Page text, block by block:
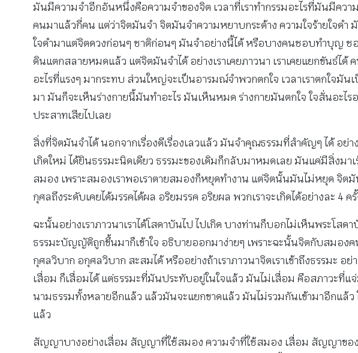
มันมีความจำอีกอันหนึ่งคือความจำของจิต เวลาที่เราทำกรรมอะไรที่มันมีควา
คนมาแล้วกี่คน แต่ว่าจิตมันจำ จิตมันจำความหยาบกระด้าง ความใจร้ายใจด
ใจดำมาแต่จิตดวงก่อนๆ ชาติก่อนๆ มันจำอย่างนี้ได้ หรือบางคนชอบทำบุญ ช
ดินแตกสลายหมดแล้ว แต่จิตมันจำได้ อย่างเราเคยภาวนา เราเคยแยกขันธ์ไ
อะไรที่แรงๆ มากระทบ ส่วนใหญ่จะเป็นอารมณ์จำพวกตกใจ เวลาเราตกใจ
มา มันก็จะเห็นร่างกายนี้มันทำอะไร มันเห็นหมด ร่างกายมันตกใจ ใจสั่นอะไร
ประสาทเสียไปเลย
สิ่งที่จิตมันจำได้ นอกจากเรื่องดีเรื่องเลวแล้ว มันจำคุณธรรมที่สำคัญๆ ได้ อย่า
เกิดใหม่ ได้ยินธรรมะนิดเดียว ธรรมะของเดิมก็กลับมาหมดเลย มันแค่มีสิ่งม
สมอง เพราะสมองเราพอเราตายสมองก็หยุดทำงาน แต่จิตนั้นมันไม่หยุด จิ
กุศลถึงระดับเคยได้มรรคได้ผล อริยมรรค อริยผล พวกเราจะเกิดได้อย่างละ 4
ฉะนั้นอย่างเราภาวนาเราได้โสดาบันไป ไปเกิด บางท่านก็บอกไม่เห็นพระโ
ธรรมะบัญญัติถูกขึ้นมาก็เข้าใจ อธิบายออกมาง่ายๆ เพราะฉะนั้นจิตกับสมอง
กุศลวิบาก อกุศลวิบาก สะสมได้ หรืออย่างถ้าเราภาวนาจิตเราเข้าถึงธรรม
เสื่อม ก็เสื่อมได้ แต่ธรรมะที่มันประทับอยู่ในใจแล้ว มันไม่เสื่อม คือสภาวะที่แ
นามธรรมทั้งหลายอีกแล้ว แล้วมันจะแยกขาดแล้ว มันไม่รวมกันเข้ามาอีกแล้
แล้ว
สัญญาบางอย่างเสื่อม สัญญาที่ใช้สมอง ความจำที่ใช้สมอง เสื่อม สัญญาของ